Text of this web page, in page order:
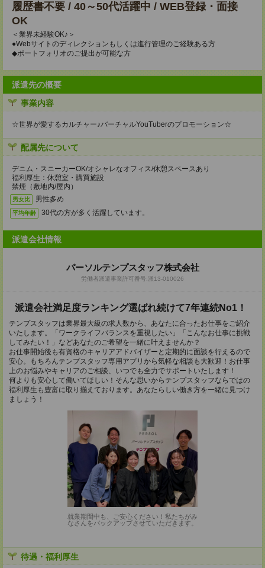
履歴書不要 / 40～50代活躍中 / WEB登録・面接
OK
＜業界未経験OK♪＞
●Webサイトのディレクションもしくは進行管理のご経験ある方
◆ポートフォリオのご提出が可能な方
派遣先の概要
事業内容
☆世界が愛するカルチャー♪バーチャルYouTuberのプロモーション☆
配属先について
デニム・スニーカーOK/オシャレなオフィス/休憩スペースあり
福利厚生：休憩室・購買施設
禁煙（敷地内/屋内）
男女比 男性多め
平均年齢 30代の方が多く活躍しています。
派遣会社情報
パーソルテンプスタッフ株式会社
労働者派遣事業許可番号:派13-010026
派遣会社満足度ランキング選ばれ続けて7年連続No1！
テンプスタッフは業界最大級の求人数から、あなたに合ったお仕事をご紹介
いたします。「ワークライフバランスを重視したい」「こんなお仕事に挑戦
してみたい！」などあなたのご希望を一緒に叶えませんか？
お仕事開始後も有資格のキャリアアドバイザーと定期的に面談を行えるので
安心。もちろんテンプスタッフ専用アプリから気軽な相談も大歓迎！お仕事
上のお悩みやキャリアのご相談、いつでも全力でサポートいたします！
何よりも安心して働いてほしい！そんな思いからテンプスタッフならではの
福利厚生も豊富に取り揃えております。あなたらしい働き方を一緒に見つけ
ましょう！
就業期間中も、ご安心ください！私たちがみ
なさんをバックアップさせていただきます。
待遇・福利厚生